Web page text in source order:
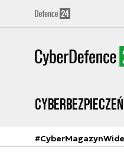
#CyberMagazyn